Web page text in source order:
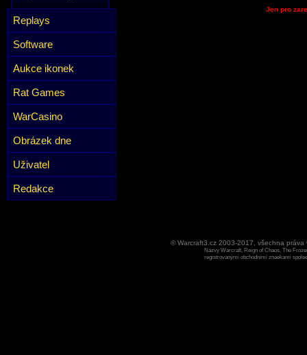
Replays
Software
Aukce ikonek
Rat Games
WarCasino
Obrázek dne
Uživatel
Redakce
Jen pro
© Warcraft3.cz 2003-2017, všechna
Názvy Warcraft, Reign of Chaos, The
registrovanými obchodními znaekami